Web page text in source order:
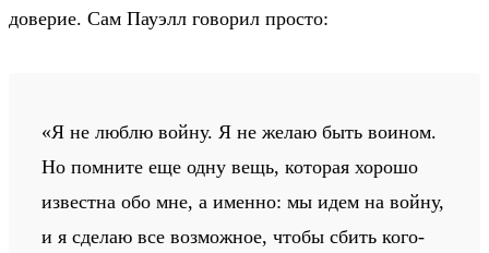
доверие. Сам Пауэлл говорил просто:
«Я не люблю войну. Я не желаю быть воином.
Но помните еще одну вещь, которая хорошо
известна обо мне, а именно: мы идем на войну,
и я сделаю все возможное, чтобы сбить кого-